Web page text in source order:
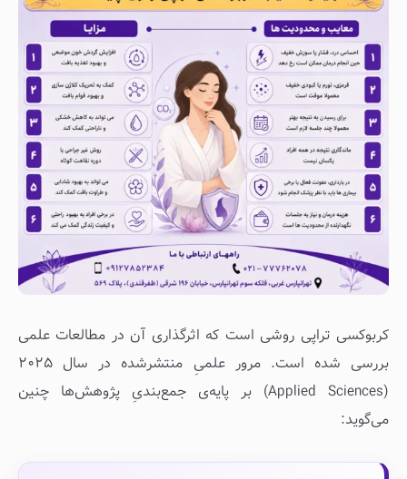
کربوکسی تراپی روشی است که اثرگذاری آن در مطالعات علمی
بررسی شده است. مرور علمیِ منتشرشده در سال ۲۰۲۵
(Applied Sciences) بر پایه‌ی جمع‌بندیِ پژوهش‌ها چنین
می‌گوید: